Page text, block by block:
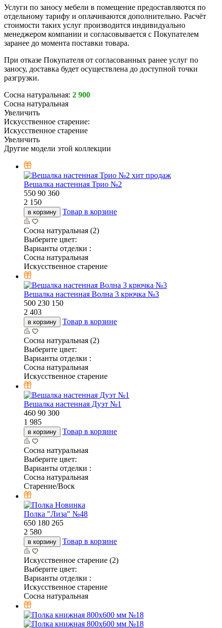
Услуги по заносу мебели в помещение предоставляются по
отдельному тарифу и оплачиваются дополнительно. Расчёт
стоимости таких услуг производится индивидуально
менеджером компании и согласовывается с Покупателем
заранее до момента поставки товара.
При отказе Покупателя от согласованных ранее услуг по
заносу, доставка будет осуществлена до доступной точки
разгрузки.
Сосна натуральная: 2 900
Сосна натуральная
Увеличить
Искусственное старение:
Искусственное старение
Увеличить
Другие модели этой коллекции
хит продаж
Вешалка настенная Трио №2
550 90 360
2 150
в корзину Товар в корзине
Сосна натуральная (2)
Выберите цвет:
Варианты отделки :
Сосна натуральная
Искусственное старение
Вешалка настенная Волна 3 крючка №3
500 230 150
2 403
в корзину Товар в корзине
Сосна натуральная (2)
Выберите цвет:
Варианты отделки :
Сосна натуральная
Искусственное старение
Вешалка настенная Дуэт №1
460 90 300
1 985
в корзину Товар в корзине
Сосна натуральная
Выберите цвет:
Варианты отделки :
Сосна натуральная
Старение/Воск
Новинка
Полка "Лиза" №48
650 180 265
2 580
в корзину Товар в корзине
Искусственное старение (2)
Выберите цвет:
Варианты отделки :
Искусственное старение
Сосна натуральная